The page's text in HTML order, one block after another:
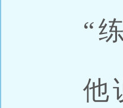
“练
他